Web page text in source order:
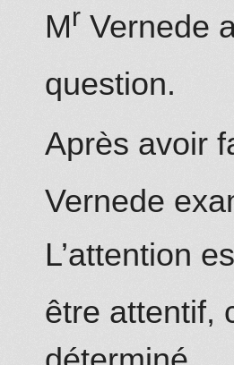
Mr Vernede
question.
Après avoir
Vernede
L’attention
être attentif,